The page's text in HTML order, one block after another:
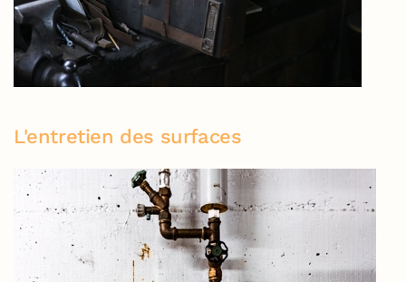
L'entretien des surfaces